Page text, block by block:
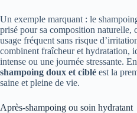
Un exemple marquant : le
prisé pour sa composition naturelle,
usage fréquent sans risque
combinent fraîcheur et hydratation,
intense ou une journée stressante.
shampoing doux et ciblé est la
saine et pleine de vie.
Après-shampoing ou soin hydratant